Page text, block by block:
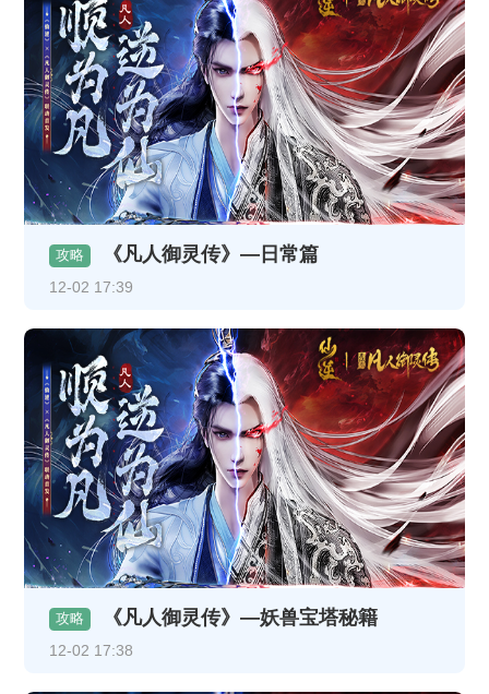
攻略 《凡人御灵传》—日常篇
12-02 17:39
攻略 《凡人御灵传》—妖兽宝塔秘籍
12-02 17:38